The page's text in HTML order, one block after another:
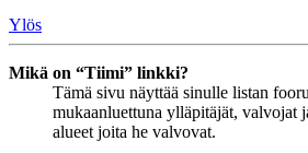
Ylös
Mikä on “Tiimi” linkki?
Tämä sivu näyttää sinulle listan
mukaanluettuna ylläpitäjät, valvojat
alueet joita he valvovat.